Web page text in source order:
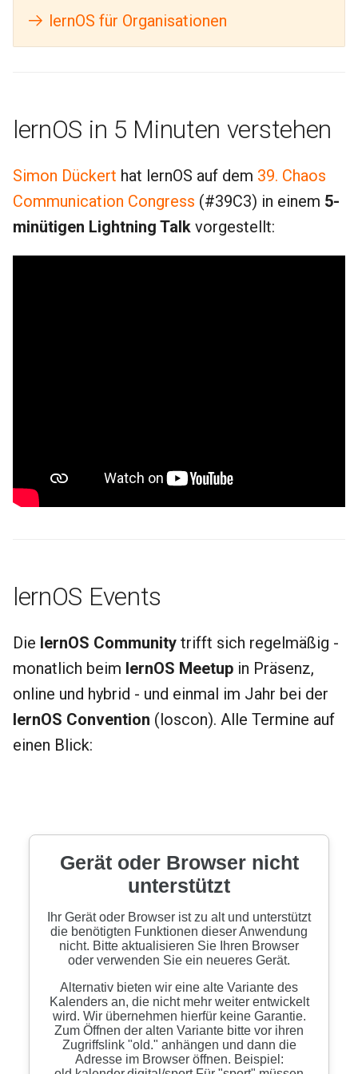
lernOS für Organisationen
lernOS in 5 Minuten verstehen
Simon Dückert hat lernOS auf dem 39. Chaos
Communication Congress (#39C3) in einem 5-
minütigen Lightning Talk vorgestellt:
lernOS Events
Die lernOS Community trifft sich regelmäßig -
monatlich beim lernOS Meetup in Präsenz,
online und hybrid - und einmal im Jahr bei der
lernOS Convention (loscon). Alle Termine auf
einen Blick: